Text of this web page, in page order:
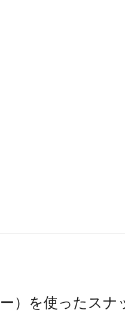
）を使ったスナ